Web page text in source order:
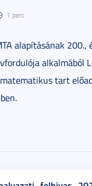
1 perc
alapításának 200.,
alkalmából
tart